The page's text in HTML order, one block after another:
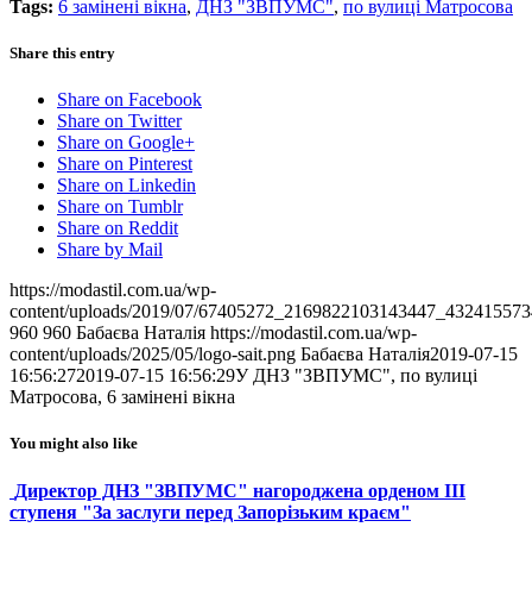
Tags: 6 замінені вікна, ДНЗ "ЗВПУМС", по вулиці Матросова
Share this entry
Share on Facebook
Share on Twitter
Share on Google+
Share on Pinterest
Share on Linkedin
Share on Tumblr
Share on Reddit
Share by Mail
https://modastil.com.ua/wp-
content/uploads/2019/07/
960 960 Бабаєва Наталія https://modastil.com.ua/wp-
content/uploads/2025/05/logo-sait.png Бабаєва Наталія2019-07-15
16:56:272019-07-15 16:56:29У ДНЗ "ЗВПУМС", по вулиці
Матросова, 6 замінені вікна
You might also like
Директор ДНЗ "ЗВПУМС" нагороджена орденом ІІІ
ступеня "За заслуги перед Запорізьким краєм"